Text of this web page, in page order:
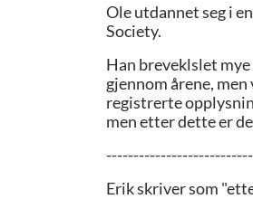
Ole utdannet seg i
Society.
Han breveklslet
gjennom årene,
registrerte
men etter dette er
Erik skriver som